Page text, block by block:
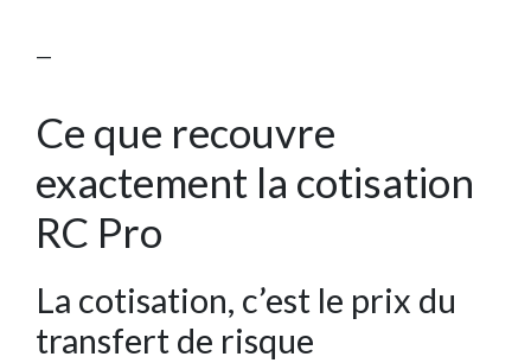
—
Ce que recouvre
exactement la cotisation
RC Pro
La cotisation, c’est le prix du
transfert de risque